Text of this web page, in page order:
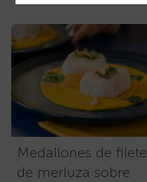
Medallones de filete
de merluza sobre